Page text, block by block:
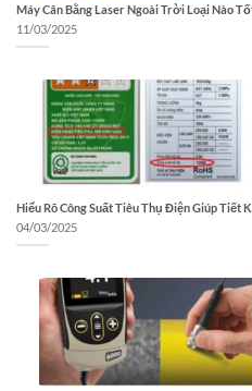
Máy Cân Bằng Laser Ngoài Trời Loại Nào
11/03/2025
Hiểu Rõ Công Suất Tiêu Thụ Điện Giúp Tiết
04/03/2025